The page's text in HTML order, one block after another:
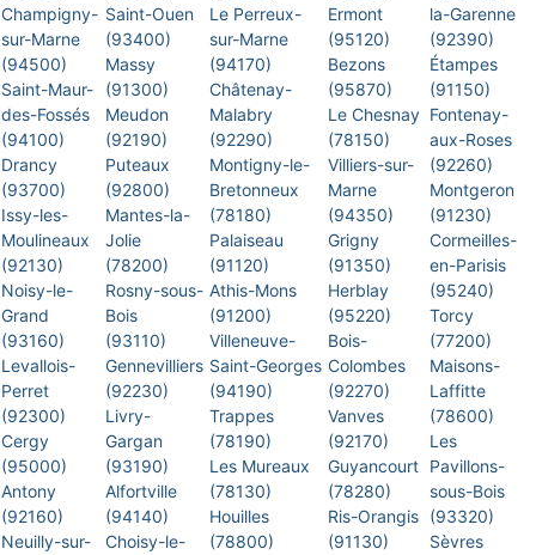
Champigny-
sur-Marne
(94500)
Saint-Maur-
des-Fossés
(94100)
Drancy
(93700)
Issy-les-
Moulineaux
(92130)
Noisy-le-
Grand
(93160)
Levallois-
Perret
(92300)
Cergy
(95000)
Antony
(92160)
Neuilly-sur-
Saint-Ouen
(93400)
Massy
(91300)
Meudon
(92190)
Puteaux
(92800)
Mantes-la-
Jolie
(78200)
Rosny-sous-
Bois
(93110)
Gennevilliers
(92230)
Livry-
Gargan
(93190)
Alfortville
(94140)
Choisy-le-
Le Perreux-
sur-Marne
(94170)
Châtenay-
Malabry
(92290)
Montigny-le-
Bretonneux
(78180)
Palaiseau
(91120)
Athis-Mons
(91200)
Villeneuve-
Saint-Georges
(94190)
Trappes
(78190)
Les Mureaux
(78130)
Houilles
(78800)
Ermont
(95120)
Bezons
(95870)
Le Chesnay
(78150)
Villiers-sur-
Marne
(94350)
Grigny
(91350)
Herblay
(95220)
Bois-
Colombes
(92270)
Vanves
(92170)
Guyancourt
(78280)
Ris-Orangis
(91130)
la-Garenne
(92390)
Étampes
(91150)
Fontenay-
aux-Roses
(92260)
Montgeron
(91230)
Cormeilles-
en-Parisis
(95240)
Torcy
(77200)
Maisons-
Laffitte
(78600)
Les
Pavillons-
sous-Bois
(93320)
Sèvres